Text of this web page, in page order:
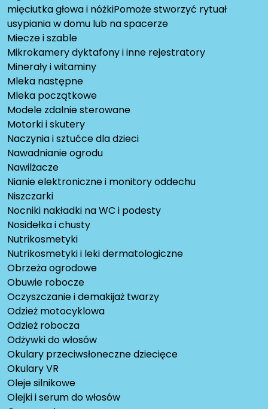
mięciutka głowa i nóżkiPomoże stworzyć rytuał
usypiania w domu lub na spacerze
Miecze i szable
Mikrokamery dyktafony i inne rejestratory
Minerały i witaminy
Mleka następne
Mleka początkowe
Modele zdalnie sterowane
Motorki i skutery
Naczynia i sztućce dla dzieci
Nawadnianie ogrodu
Nawilżacze
Nianie elektroniczne i monitory oddechu
Niszczarki
Nocniki nakładki na WC i podesty
Nosidełka i chusty
Nutrikosmetyki
Nutrikosmetyki i leki dermatologiczne
Obrzeża ogrodowe
Obuwie robocze
Oczyszczanie i demakijaż twarzy
Odzież motocyklowa
Odzież robocza
Odżywki do włosów
Okulary przeciwsłoneczne dziecięce
Okulary VR
Oleje silnikowe
Olejki i serum do włosów